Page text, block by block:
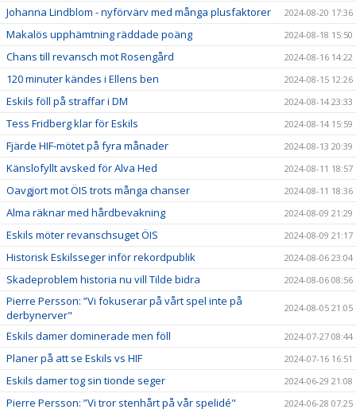
Johanna Lindblom - nyförvärv med många plusfaktorer 2024-08-20 17:36
Makalös upphämtning räddade poäng 2024-08-18 15:50
Chans till revansch mot Rosengård 2024-08-16 14:22
120 minuter kändes i Ellens ben 2024-08-15 12:26
Eskils föll på straffar i DM 2024-08-14 23:33
Tess Fridberg klar för Eskils 2024-08-14 15:59
Fjärde HIF-mötet på fyra månader 2024-08-13 20:39
Känslofyllt avsked för Alva Hed 2024-08-11 18:57
Oavgjort mot ÖIS trots många chanser 2024-08-11 18:36
Alma räknar med hårdbevakning 2024-08-09 21:29
Eskils möter revanschsuget ÖIS 2024-08-09 21:17
Historisk Eskilsseger inför rekordpublik 2024-08-06 23:04
Skadeproblem historia nu vill Tilde bidra 2024-08-06 08:56
Pierre Persson: ”Vi fokuserar på vårt spel inte på
derbynerver"
2024-08-05 21:05
Eskils damer dominerade men föll 2024-07-27 08:44
Planer på att se Eskils vs HIF 2024-07-16 16:51
Eskils damer tog sin tionde seger 2024-06-29 21:08
Pierre Persson: ”Vi tror stenhårt på vår spelidé" 2024-06-28 07:25